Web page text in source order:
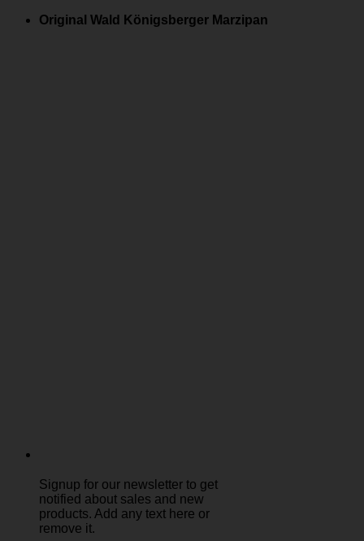
Zum
Original Wald Königsberger Marzipan
Signup for our newsletter to get
notified about sales and new
products. Add any text here or
remove it.